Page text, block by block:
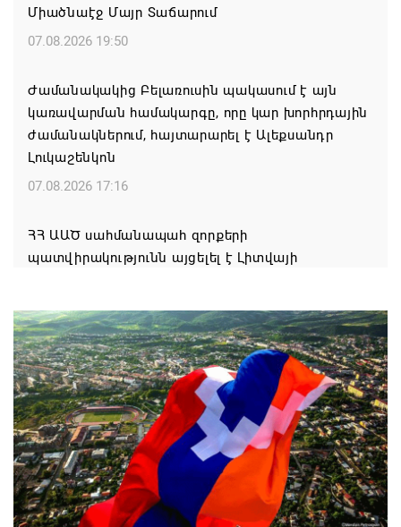
Միածնաէջ Մայր Տաճարում
07.08.2026 19:50
Ժամանակակից Բելառուսին պակասում է այն
կառավարման համակարգը, որը կար խորհրդային
ժամանակներում, հայտարարել է Ալեքսանդր
Լուկաշենկոն
07.08.2026 17:16
ՀՀ ԱԱԾ սահմանապահ զորքերի
պատվիրակությունն այցելել է Լիտվայի
07.08.2026 16:57
Գարեգին Բ-ի և եպիսկոպոսների գործով
դատավորն ինքնաբացարկ է հայտնել
07.08.2026 16:55
Թուրքիան, Սաուդյան Արաբիան և Պակիստանը
ռազմական դաշինք ստեղծելու մասին
համաձայնագիր են ստորագրել